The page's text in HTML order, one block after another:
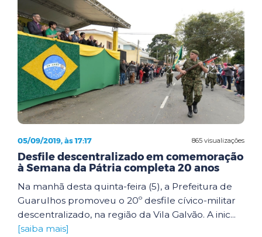
865 visualizações
05/09/2019, às 17:17
Desfile descentralizado em comemoração
à Semana da Pátria completa 20 anos
Na manhã desta quinta-feira (5), a Prefeitura de
Guarulhos promoveu o 20º desfile cívico-militar
descentralizado, na região da Vila Galvão. A inic...
[saiba mais]